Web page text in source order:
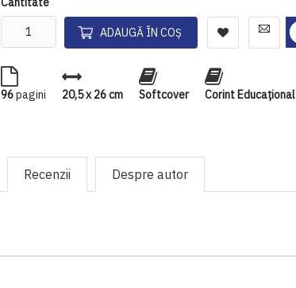
ADAUGĂ ÎN COȘ
96pagini 20,5 x 26 cm Softcover Corint Educaţional
Recenzii Despre autor